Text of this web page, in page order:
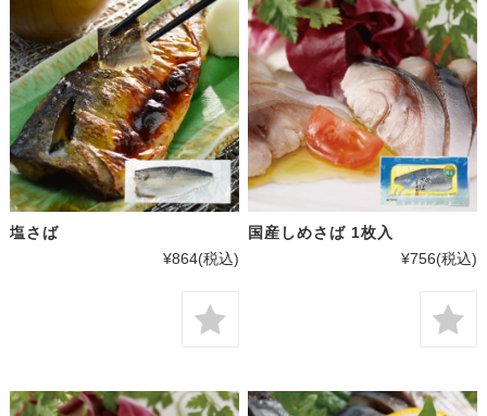
塩さば
¥864(税込)
国産しめさば 1枚入
¥756(税込)